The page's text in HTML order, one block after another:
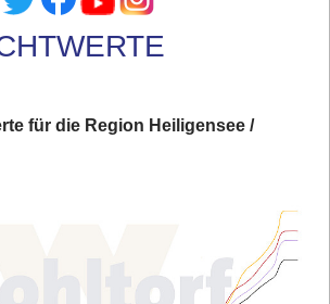
für die Region Heiligensee /